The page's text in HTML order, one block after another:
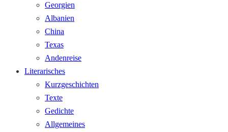
Georgien
Albanien
China
Texas
Andenreise
Literarisches
Kurzgeschichten
Texte
Gedichte
Allgemeines